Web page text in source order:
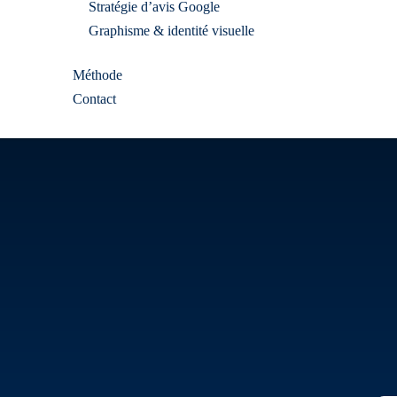
Stratégie d’avis Google
Graphisme & identité visuelle
Méthode
Contact